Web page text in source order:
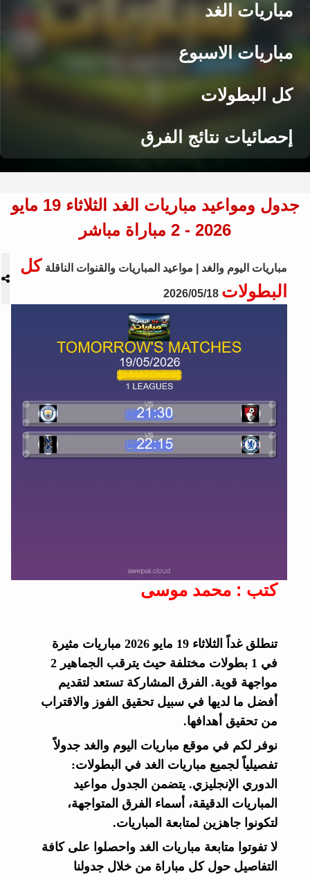
مباريات الغد
مباريات الاسبوع
كل البطولات
إحصائيات نتائج الفرق
جدول ومواعيد مباريات الغد الثلاثاء 19 مايو
2026 - 2 مباراة مباشر
مباريات اليوم والغد | مواعيد المباريات والقنوات الناقلة كل
البطولات 2026/05/18
كتب : محمد موسى
تنطلق غداً الثلاثاء 19 مايو 2026 مباريات مثيرة
في 1 بطولات مختلفة حيث يترقب الجماهير 2
مواجهة قوية. الفرق المشاركة تستعد لتقديم
أفضل ما لديها في سبيل تحقيق الفوز والاقتراب
من تحقيق أهدافها.
نوفر لكم في موقع مباريات اليوم والغد جدولاً
تفصيلياً لجميع مباريات الغد في البطولات:
الدوري الإنجليزي. يتضمن الجدول مواعيد
المباريات الدقيقة، أسماء الفرق المتواجهة،
لتكونوا جاهزين لمتابعة المباريات.
لا تفوتوا متابعة مباريات الغد واحصلوا على كافة
التفاصيل حول كل مباراة من خلال جدولنا